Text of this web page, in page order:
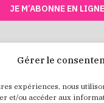
Gérer le
expériences, nous
et/ou accéder aux
JE M’ABONNE EN LIGNE
MES PLACES